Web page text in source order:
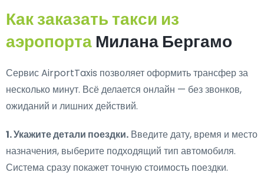
Как заказать такси из
аэропортаМилана Бергамо
Сервис AirportTaxis позволяет оформить трансфер за
несколько минут. Всё делается онлайн — без звонков,
ожиданий и лишних действий.
1. Укажите детали поездки. Введите дату, время и место
назначения, выберите подходящий тип автомобиля.
Система сразу покажет точную стоимость поездки.